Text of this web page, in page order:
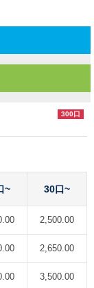
300口
~ 30口~
2,500.00
2,650.00
3,500.00